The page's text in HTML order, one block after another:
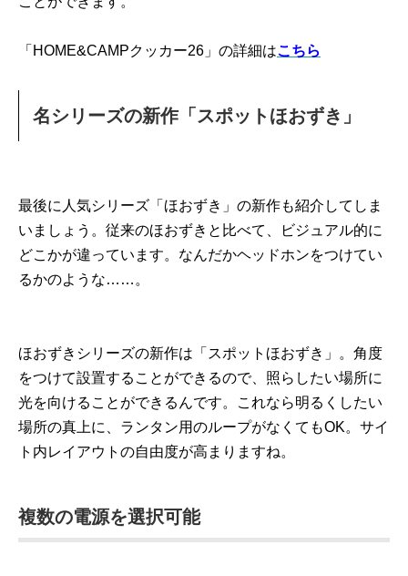
「HOME&CAMPクッカー26」の詳細はこちら
名シリーズの新作「スポットほおずき」
最後に人気シリーズ「ほおずき」の新作も紹介してしま
いましょう。従来のほおずきと比べて、ビジュアル的に
どこかが違っています。なんだかヘッドホンをつけてい
るかのような……。
ほおずきシリーズの新作は「スポットほおずき」。角度
をつけて設置することができるので、照らしたい場所に
光を向けることができるんです。これなら明るくしたい
場所の真上に、ランタン用のループがなくてもOK。サイ
ト内レイアウトの自由度が高まりますね。
複数の電源を選択可能